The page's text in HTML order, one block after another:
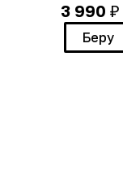
3 990 ₽
Беру